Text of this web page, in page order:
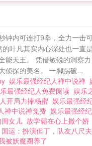
有雷同，纯属巧合，
内可连打9拳，全力一击
叶凡其实内心深处也一直
天王。 凭借敏锐的洞察
侦探的美名。 一脚踢破...
娱乐最强经纪人禅中说禅
最强经纪人免费阅读 娱乐
开局力捧杨蜜 娱乐最强经
禅中说禅免费 娱乐最强经
女儿 放学霸在心上撒个娇
国运：扮演但丁，队友八尺
被妖魔圈养了